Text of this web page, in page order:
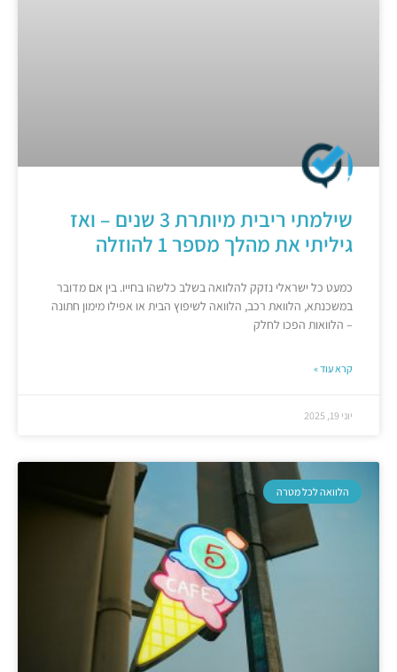
שילמתי ריבית מיותרת 3 שנים – ואז
גיליתי את מהלך מספר 1 להוזלה
כמעט כל ישראלי נזקק להלוואה בשלב כלשהו בחייו. בין אם מדובר
במשכנתא, הלוואת רכב, הלוואה לשיפוץ הבית או אפילו מימון חתונה
– הלוואות הפכו לחלק
קרא עוד »
יוני 19, 2025
הלוואה לכל מטרה